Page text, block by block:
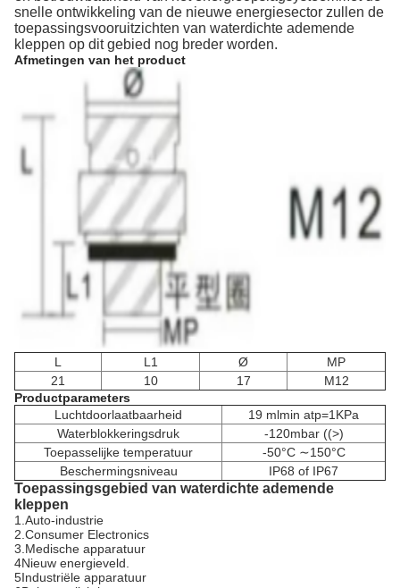
snelle ontwikkeling van de nieuwe energiesector zullen de
toepassingsvooruitzichten van waterdichte ademende
kleppen op dit gebied nog breder worden.
Afmetingen van het product
L L1 Ø
MP
21
10 17
M12
Productparameters
Luchtdoorlaatbaarheid
19 mlmin atp=1KPa
Waterblokkeringsdruk
-120mbar ((>)
Toepasselijke temperatuur
-50°C ∼150°C
Beschermingsniveau
IP68 of IP67
Toepassingsgebied van waterdichte ademende
kleppen
1.Auto-industrie
2.Consumer Electronics
3.Medische apparatuur
4Nieuw energieveld.
5Industriële apparatuur